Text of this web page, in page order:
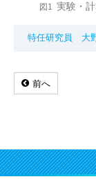
図1 実験・
特任研究員 大
前へ